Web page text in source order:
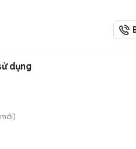
dụng
mới)